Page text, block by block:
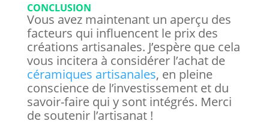
CONCLUSION
Vous avez maintenant un aperçu des
facteurs qui influencent le prix des
créations artisanales. J’espère que cela
vous incitera à considérer l’achat de
céramiques artisanales, en pleine
conscience de l’investissement et du
savoir-faire qui y sont intégrés. Merci
de soutenir l’artisanat !